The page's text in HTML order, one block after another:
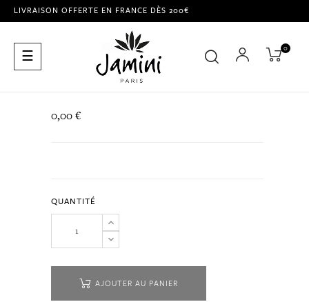
LIVRAISON OFFERTE EN FRANCE DÈS 200€
Basculer
la
☰ 0
0,00 €
QUANTITÉ
AJOUTER AU PANIER